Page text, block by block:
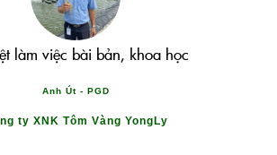
làm việc bài bản, khoa học
Anh Út - PGD
ty XNK Tôm Vàng YongLy